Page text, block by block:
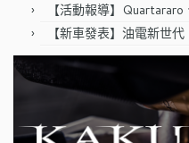
【活動報導】
【新車發表】油電新世